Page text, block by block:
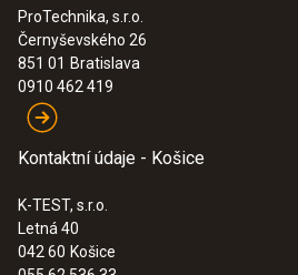
ProTechnika, s.r.o.
Černyševského 26
851 01 Bratislava
0910 462 419
Kontaktní údaje - Košice
K-TEST, s.r.o.
Letná 40
042 60 Košice